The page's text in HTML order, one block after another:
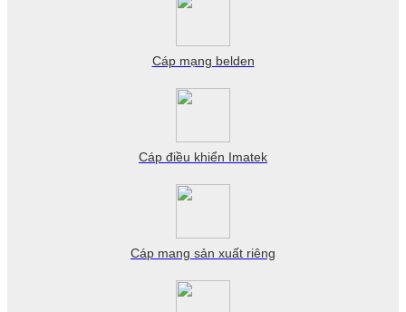
Cáp mạng belden
Cáp điều khiển Imatek
Cáp mang sản xuất riêng